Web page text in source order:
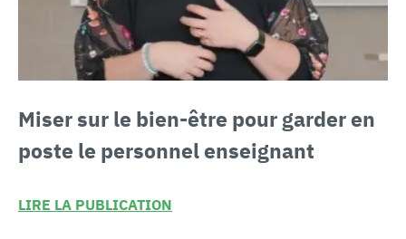
Miser sur le bien-être pour garder en
poste le personnel enseignant
LIRE LA PUBLICATION